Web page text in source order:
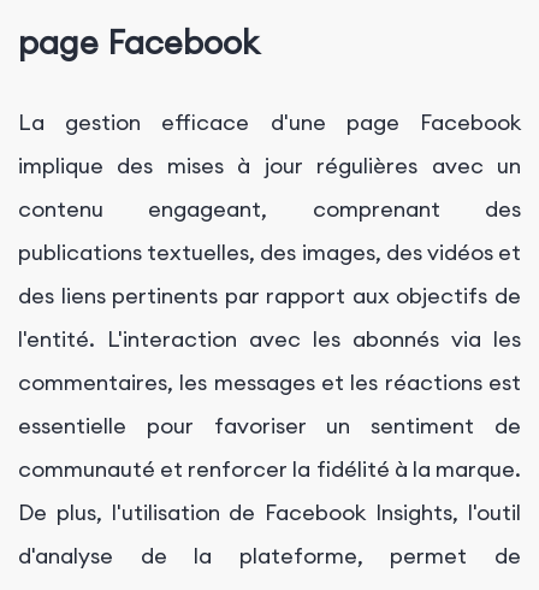
page Facebook
La gestion efficace d'une page Facebook
implique des mises à jour régulières avec un
contenu engageant, comprenant des
publications textuelles, des images, des vidéos et
des liens pertinents par rapport aux objectifs de
l'entité. L'interaction avec les abonnés via les
commentaires, les messages et les réactions est
essentielle pour favoriser un sentiment de
communauté et renforcer la fidélité à la marque.
De plus, l'utilisation de Facebook Insights, l'outil
d'analyse de la plateforme, permet de